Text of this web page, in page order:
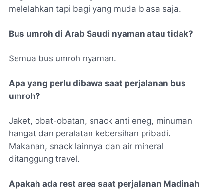
melelahkan tapi bagi yang muda biasa saja.
Bus umroh di Arab Saudi nyaman atau tidak?
Semua bus umroh nyaman.
Apa yang perlu dibawa saat perjalanan bus
umroh?
Jaket, obat-obatan, snack anti eneg, minuman
hangat dan peralatan kebersihan pribadi.
Makanan, snack lainnya dan air mineral
ditanggung travel.
Apakah ada rest area saat perjalanan Madinah